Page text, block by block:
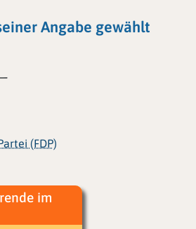
Angabe gewählt
(FDP)
im